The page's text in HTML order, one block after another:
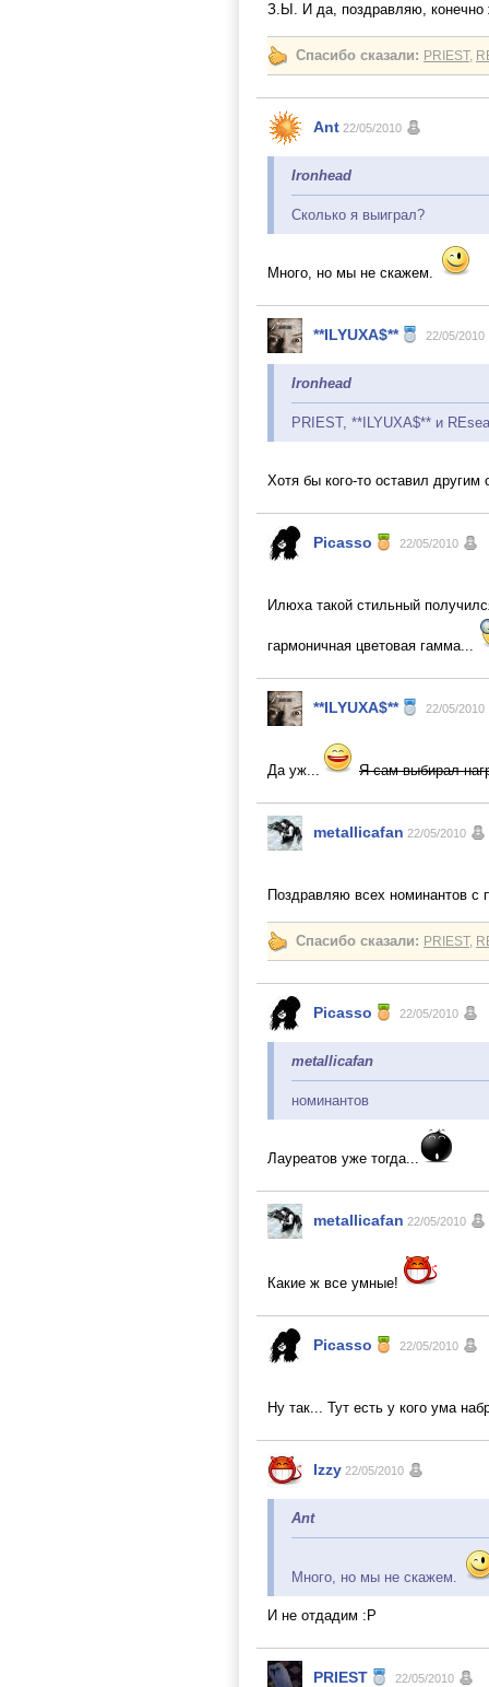
З.Ы. И да, поздравляю, конечно
Спасибо сказали: PRIEST,
Ant 22/05/2010
Ironhead
Сколько я выиграл?
Много, но мы не скажем.
**ILYUXA$** 22/05/2010
Ironhead
PRIEST, **ILYUXA$** и
Хотя бы кого-то оставил другим
Picasso 22/05/2010
Илюха такой стильный
гармоничная цветовая гамма...
**ILYUXA$** 22/05/2010
Да уж... Я сам выбирал
metallicafan 22/05/2010
Поздравляю всех номинантов с
Спасибо сказали: PRIEST,
Picasso 22/05/2010
metallicafan
номинантов
Лауреатов уже тогда...
metallicafan 22/05/2010
Какие ж все умные!
Picasso 22/05/2010
Ну так... Тут есть у кого ума
Izzy 22/05/2010
Ant
Много, но мы не скажем.
И не отдадим :P
PRIEST 22/05/2010